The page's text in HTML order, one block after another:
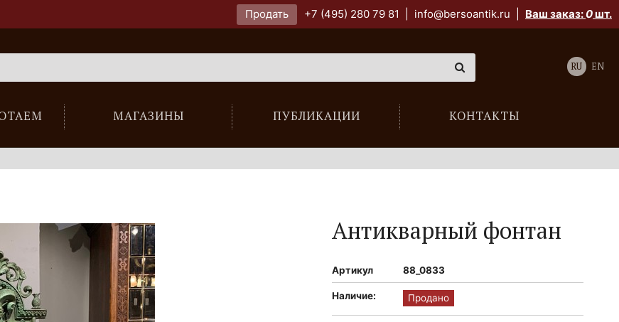
Продать +7 (495) 280 79 81 info@bersoantik.ru Ваш заказ:0шт.
МАГАЗИНЫ ПУБЛИКАЦИИ КОНТАКТЫ
RU EN
Антикварный фонтан
Артикул 88_0833
Наличие: Продано